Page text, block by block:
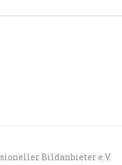
Bildanbieter e.V.